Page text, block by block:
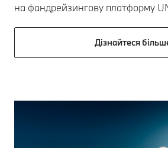
на фандрейзингову платформу
Дізнайтеся